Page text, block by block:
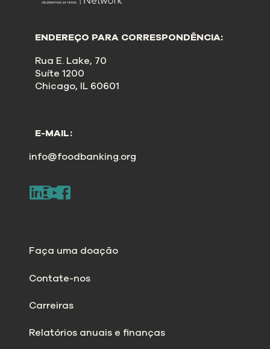
ENDEREÇO PARA CORRESPONDÊNCIA:
Rua E. Lake, 70
Suíte 1200
Chicago, IL 60601
E-MAIL:
info@foodbanking.org
Faça uma doação
Contate-nos
Carreiras
Relatórios anuais e finanças